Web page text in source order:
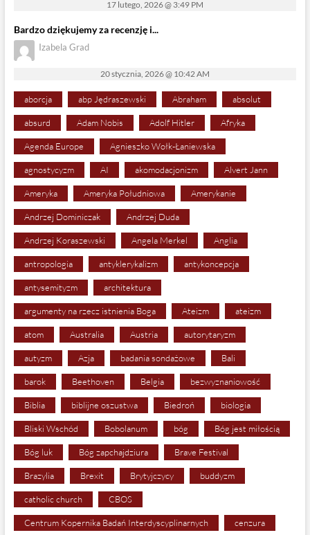
17 lutego, 2026 @ 3:49 PM
Bardzo dziękujemy za recenzję i...
Izabela Grad
20 stycznia, 2026 @ 10:42 AM
aborcja abp Jędraszewski Abraham absolut
absurd Adam Nobis Adolf Hitler Afryka
Agenda Europe Agnieszko Wołk-Łaniewska
agnostycyzm AI akomodacjonizm Alvert Jann
Ameryka Ameryka Południowa Amerykanie
Andrzej Dominiczak Andrzej Duda
Andrzej Koraszewski Angela Merkel Anglia
antropologia antyklerykalizm antykoncepcja
antysemityzm architektura
argumenty na rzecz istnienia Boga Ateizm ateizm
atom Australia Austria autorytaryzm
autyzm Azja badania sondażowe Bali
barok Beethoven Belgia bezwyznaniowość
Biblia biblijne oszustwa Biedroń biologia
Bliski Wschód Bobolanum bóg Bóg jest miłością
Bóg luk Bóg zapchajdziura Brave Festival
Brazylia Brexit Brytyjczycy buddyzm
catholic church CBOS
Centrum Kopernika Badań Interdyscyplinarnych cenzura